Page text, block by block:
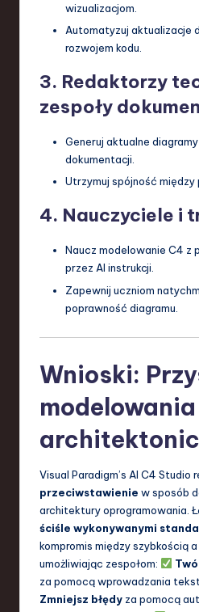
wizualizacjom.
Automatyzuj aktualizacje
rozwojem kodu.
3. Redaktorzy
zespoły
Generuj aktualne
dokumentacji.
Utrzymuj spójność między
4. Nauczyciele i
Naucz modelowanie C4 z
przez AI instrukcji.
Zapewnij uczniom
poprawność diagramu.
Wnioski:
modelowania
Visual Paradigm’s AI C4 Studio
przeciwstawienie w sposób
architektury oprogramowania.
ściśle wykonywanymi
kompromis między szybkością a
umożliwiając zespołom:
za pomocą wprowadzania
Zmniejsz błędy za pomocą